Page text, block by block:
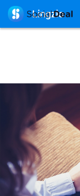
 Lingzio